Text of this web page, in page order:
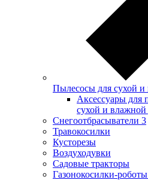
Пылесосы для сухой и
Аксессуары для
сухой и влажной
Снегоотбрасыватели 3
Травокосилки
Кусторезы
Воздуходувки
Садовые тракторы
Газонокосилки-